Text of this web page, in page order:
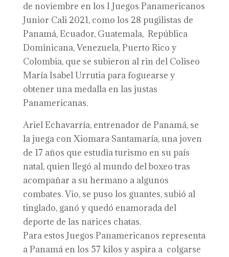
de noviembre en los I Juegos Panamericanos
Junior Cali 2021, como los 28 pugilistas de
Panamá, Ecuador, Guatemala, República
Dominicana, Venezuela, Puerto Rico y
Colombia, que se subieron al rin del Coliseo
María Isabel Urrutia para foguearse y
obtener una medalla en las justas
Panamericanas.
Ariel Echavarría, entrenador de Panamá, se
la juega con Xiomara Santamaría, una joven
de 17 años que estudia turismo en su país
natal, quien llegó al mundo del boxeo tras
acompañar a su hermano a algunos
combates. Vio, se puso los guantes, subió al
tinglado, ganó y quedó enamorada del
deporte de las narices chatas.
Para estos Juegos Panamericanos representa
a Panamá en los 57 kilos y aspira a colgarse